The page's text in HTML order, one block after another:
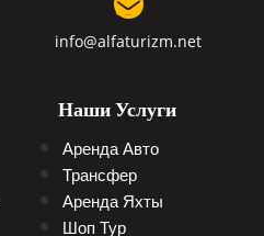
info@alfaturizm.net
Аренда Авто
Трансфер
Аренда Яхты
Шоп Тур
Наши Услуги